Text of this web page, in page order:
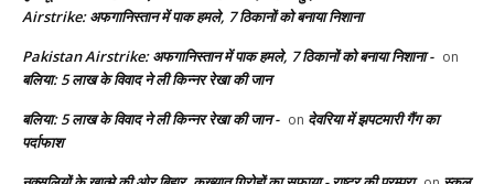
Airstrike: अफगानिस्तान में पाक हमले, 7 ठिकानों को बनाया निशाना
Pakistan Airstrike: अफगानिस्तान में पाक हमले, 7 ठिकानों को बनाया निशाना - on
बलिया: 5 लाख के विवाद ने ली किन्नर रेखा की जान
बलिया: 5 लाख के विवाद ने ली किन्नर रेखा की जान - on देवरिया में झपटमारी गैंग का
पर्दाफाश